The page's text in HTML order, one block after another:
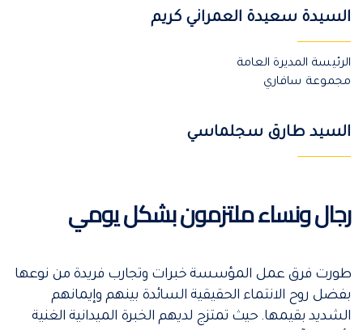
السيدة سعيدة العمراني كريم
الرئيسة المديرة العامة
مجموعة سافاري
السيد طارق سجلماسي
رجال ونساء ملتزمون بشكل يومي
طورت فرق عمل المؤسسة خبرات وتجارب فريدة من نوعها
بفضل روح الانتماء الحقيقية السائدة بينهم وإيمانهم
الشديد بقيمها. حيث تمتزج لديهم الخبرة الميدانية الغنية